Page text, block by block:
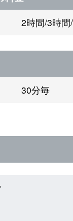
2時間/3時
30分毎